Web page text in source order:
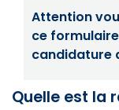
Attention
ce
candidature
Quelle est la